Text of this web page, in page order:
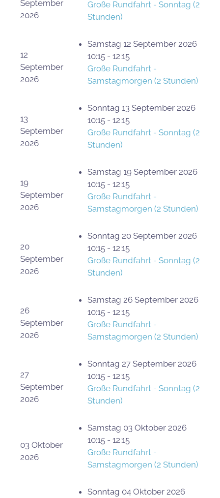
September
2026
Große Rundfahrt - Sonntag (2
Stunden)
12
September
2026
Samstag 12 September 2026
10:15 - 12:15
Große Rundfahrt -
Samstagmorgen (2 Stunden)
13
September
2026
Sonntag 13 September 2026
10:15 - 12:15
Große Rundfahrt - Sonntag (2
Stunden)
19
September
2026
Samstag 19 September 2026
10:15 - 12:15
Große Rundfahrt -
Samstagmorgen (2 Stunden)
20
September
2026
Sonntag 20 September 2026
10:15 - 12:15
Große Rundfahrt - Sonntag (2
Stunden)
26
September
2026
Samstag 26 September 2026
10:15 - 12:15
Große Rundfahrt -
Samstagmorgen (2 Stunden)
27
September
2026
Sonntag 27 September 2026
10:15 - 12:15
Große Rundfahrt - Sonntag (2
Stunden)
03 Oktober
2026
Samstag 03 Oktober 2026
10:15 - 12:15
Große Rundfahrt -
Samstagmorgen (2 Stunden)
Sonntag 04 Oktober 2026